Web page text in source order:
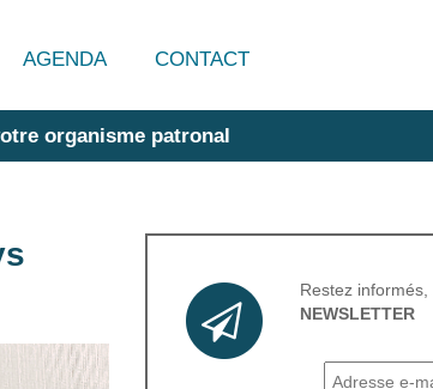
AGENDA CONTACT
organisme patronal
Restez
NEWSLETTER